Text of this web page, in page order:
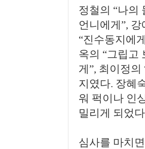
정철의 “나의
언니에게”,
“진수동지에
옥의 “그립고
게”, 최이정
지였다. 장혜
워 퍽이나 인
밀리게 되었
심사를 마치